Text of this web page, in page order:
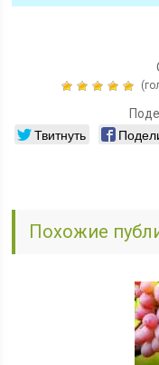
Твитнуть
Похожие